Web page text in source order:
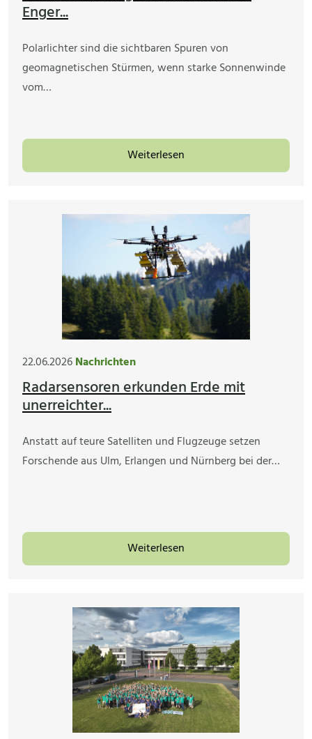
Enger...
Polarlichter sind die sichtbaren Spuren von
geomagnetischen Stürmen, wenn starke Sonnenwinde
vom…
Weiterlesen
22.06.2026Nachrichten
Radarsensoren erkunden Erde mit
unerreichter...
Anstatt auf teure Satelliten und Flugzeuge setzen
Forschende aus Ulm, Erlangen und Nürnberg bei der…
Weiterlesen